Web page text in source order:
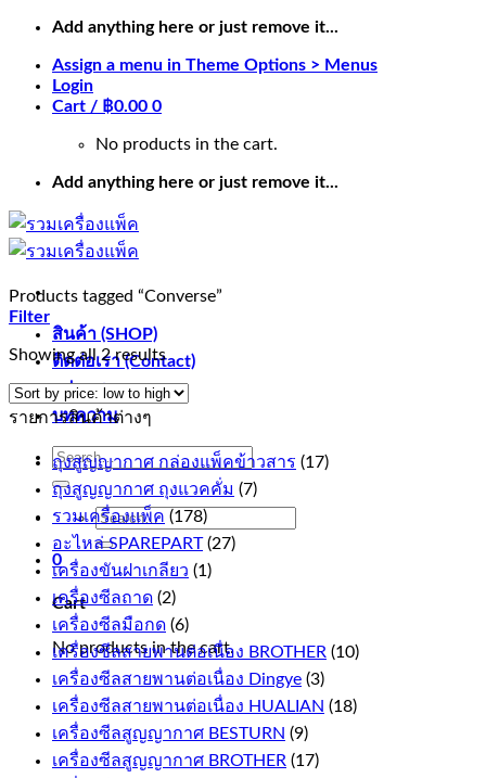
Skip
content
Add anything here or just remove it...
Assign a menu in Theme Options > Menus
Login
Cart / ฿0.00 0
No products in the cart.
Add anything here or just remove it...
สินค้า (SHOP)
ติดต่อเรา (Contact)
รูปภาพ
บทความ
Search
for:
Search
for:
0
Cart
No products in the cart.
Products tagged “Converse”
Filter
Showing all 2 results
รายการสินค้าต่างๆ
ถุงสูญญากาศ กล่องแพ็คข้าวสาร (17)
ถุงสูญญากาศ ถุงแวคคั่ม (7)
รวมเครื่องแพ็ค (178)
อะไหล่ SPAREPART (27)
เครื่องขันฝาเกลียว (1)
เครื่องซีลถาด (2)
เครื่องซีลมือกด (6)
เครื่องซีลสายพานต่อเนื่อง BROTHER (10)
เครื่องซีลสายพานต่อเนื่อง Dingye (3)
เครื่องซีลสายพานต่อเนื่อง HUALIAN (18)
เครื่องซีลสูญญากาศ BESTURN (9)
เครื่องซีลสูญญากาศ BROTHER (17)